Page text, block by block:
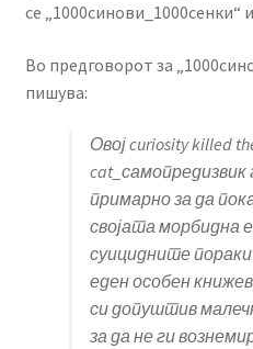
се „1000синови_1000сенки“
Во предговорот за
пишува:
Овој curiosity killed
примарно за да
својата морбидна
суицидните пораки
еден особен
си допуштив
за да не ги